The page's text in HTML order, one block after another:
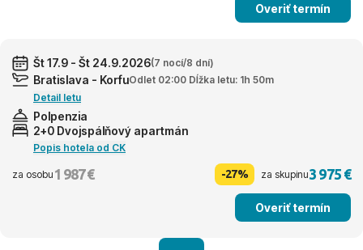
Overiť termín
Št 17.9 - Št 24.9.2026(7 nocí/8 dní)
Bratislava - KorfuOdlet 02:00 Dĺžka letu: 1h 50m
Detail letu
Polpenzia
2+0 Dvojspálňový apartmán
Popis hotela od CK
za osobu 1 987 € -27% za skupinu3 975 €
Overiť termín